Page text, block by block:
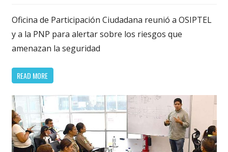
Oficina de Participación Ciudadana reunió a OSIPTEL
y a la PNP para alertar sobre los riesgos que
amenazan la seguridad
READ MORE